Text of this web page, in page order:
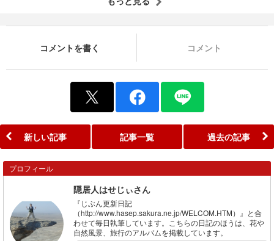
コメントを書く コメント
新しい記事 記事一覧 過去の記事
プロフィール
隠居人はせじぃさん
『じぶん更新日記
（http://www.hasep.sakura.ne.jp/WELCOM.HTM）』と合
わせて毎日執筆しています。こちらの日記のほうは、花や
自然風景、旅行のアルバムを掲載しています。